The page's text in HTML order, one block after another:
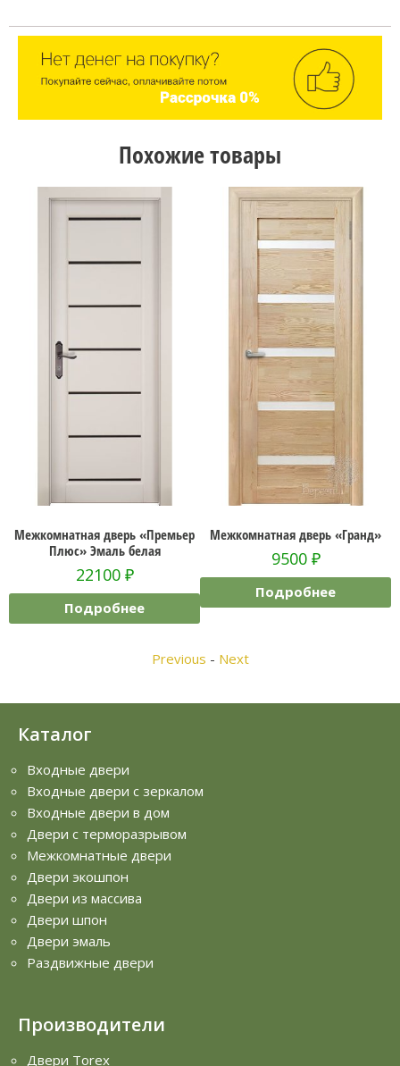
Похожие товары
Межкомнатная дверь «Премьер
Плюс» Эмаль белая
22100₽
Подробнее
Межкомнатная дверь «Гранд»
9500₽
Подробнее
Previous - Next
Каталог
Входные двери
Входные двери с зеркалом
Входные двери в дом
Двери с терморазрывом
Межкомнатные двери
Двери экошпон
Двери из массива
Двери шпон
Двери эмаль
Раздвижные двери
Производители
Двери Torex